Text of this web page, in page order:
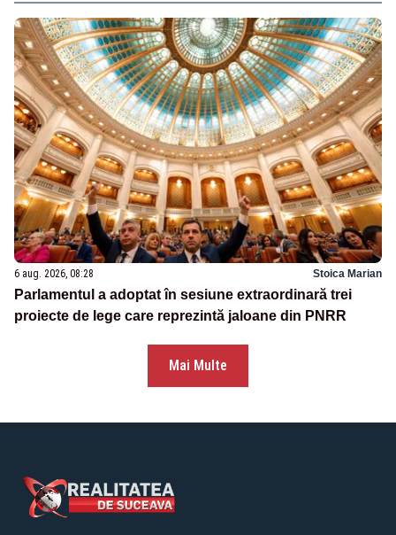
6 aug. 2026, 08:28 Stoica Marian
Parlamentul a adoptat în sesiune extraordinară trei
proiecte de lege care reprezintă jaloane din PNRR
Mai Multe